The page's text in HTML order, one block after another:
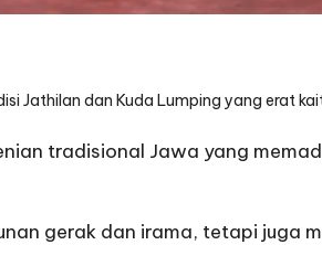
Jathilan dan Kuda Lumping yang erat
tradisional Jawa yang
gerak dan irama, tetapi